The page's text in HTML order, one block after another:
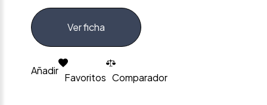
Ver ficha
Añadir
Favoritos Comparador